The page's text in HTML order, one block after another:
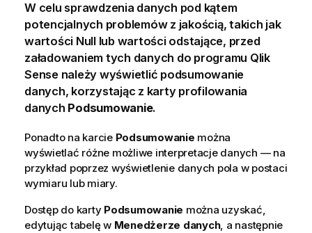
W celu sprawdzenia danych pod kątem
potencjalnych problemów z jakością, takich jak
wartości Null lub wartości odstające, przed
załadowaniem tych danych do programu Qlik
Sensenależy wyświetlić podsumowanie
danych, korzystając z karty profilowania
danych Podsumowanie.
Ponadto na karcie Podsumowanie można
wyświetlać różne możliwe interpretacje danych — na
przykład poprzez wyświetlenie danych pola w postaci
wymiaru lub miary.
Dostęp do karty Podsumowanie można uzyskać,
edytując tabelę w Menedżerze danych, a następnie